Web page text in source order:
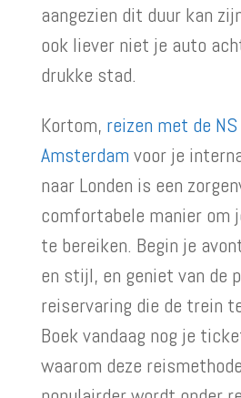
aangezien dit duur kan
ook liever niet je auto
drukke stad.
Kortom, reizen met de
Amsterdam voor je
naar Londen is een
comfortabele manier om
te bereiken. Begin je
en stijl, en geniet van de
reiservaring die de trein
Boek vandaag nog je
waarom deze